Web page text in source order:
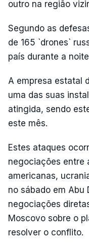
outro na região
Segundo as
de 165 `drones`
país durante a
A empresa estatal
uma das suas
atingida, sendo
este mês.
Estes ataques
negociações entre
americanas,
no sábado em Abu
negociações
Moscovo sobre o
resolver o conflito.